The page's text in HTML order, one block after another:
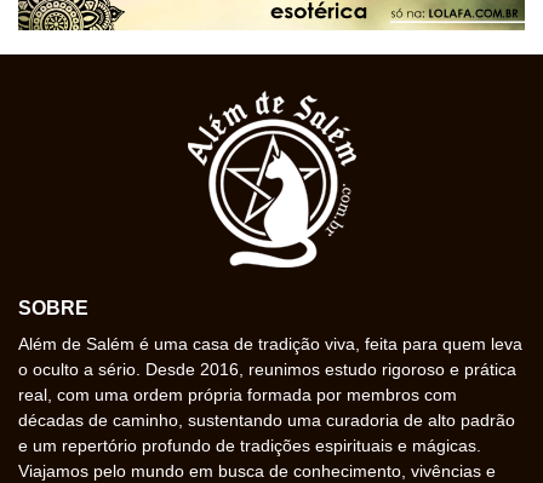
SOBRE
Além de Salém é uma casa de tradição viva, feita para quem leva
o oculto a sério. Desde 2016, reunimos estudo rigoroso e prática
real, com uma ordem própria formada por membros com
décadas de caminho, sustentando uma curadoria de alto padrão
e um repertório profundo de tradições espirituais e mágicas.
Viajamos pelo mundo em busca de conhecimento, vivências e